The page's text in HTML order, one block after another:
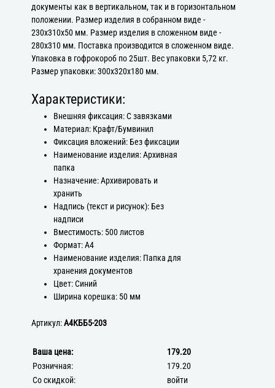
документы как в вертикальном, так и в горизонтальном
положении. Размер изделия в собранном виде -
230х310х50 мм. Размер изделия в сложенном виде -
280х310 мм. Поставка производится в сложенном виде.
Упаковка в гофрокороб по 25шт. Вес упаковки 5,72 кг.
Размер упаковки: 300х320х180 мм.
Характеристики:
Внешняя фиксация: С завязками
Материал: Крафт/Бумвинил
Фиксация вложений: Без фиксации
Наименование изделия: Архивная
папка
Назначение: Архивировать и
хранить
Надпись (текст и рисунок): Без
надписи
Вместимость: 500 листов
Формат: А4
Наименование изделия: Папка для
хранения документов
Цвет: Синий
Ширина корешка: 50 мм
Артикул:А4КББ5-203
Ваша цена:
179.20
Розничная:
179.20
Со скидкой:
войти